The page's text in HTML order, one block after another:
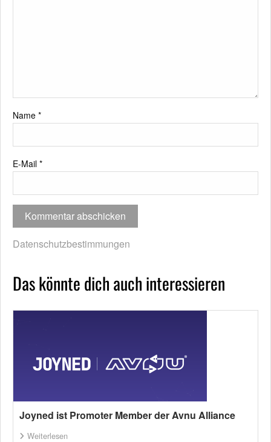
Name *
E-Mail *
Datenschutzbestimmungen
Das könnte dich auch interessieren
Joyned ist Promoter Member der Avnu Alliance
Weiterlesen